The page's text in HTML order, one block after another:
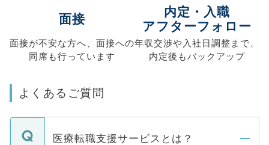
面接
面接が不安な方へ、 面接への
同席も行っています
内定・入職
アフターフォロー
年収交渉や入社日調整まで、
内定後もバックアップ
よくあるご質問
医療転職支援サービスとは？